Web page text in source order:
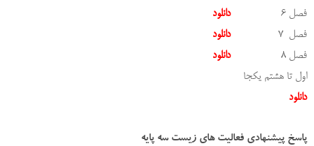
فصل 6
دانلود
فصل 7
دانلود
فصل 8
دانلود
اول تا هشتم یکجا
دانلود
پاسخ پیشنهادی فعالیت های زیست سه پایه